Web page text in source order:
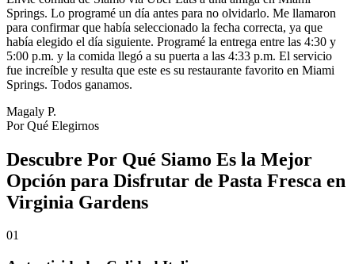
Springs. Lo programé un día antes para no olvidarlo. Me llamaron
para confirmar que había seleccionado la fecha correcta, ya que
había elegido el día siguiente. Programé la entrega entre las 4:30 y
5:00 p.m. y la comida llegó a su puerta a las 4:33 p.m. El servicio
fue increíble y resulta que este es su restaurante favorito en Miami
Springs. Todos ganamos.
Magaly P.
Por Qué Elegirnos
Descubre Por Qué Siamo Es la Mejor
Opción para Disfrutar de Pasta Fresca en
Virginia Gardens
01